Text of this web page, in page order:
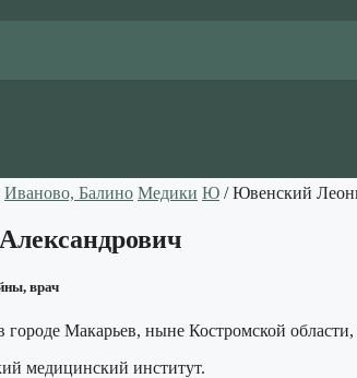
Иваново, Балино Медики Ю / Ювенский
врач
городе Макарьев, ныне Костромской
медицинский институт.